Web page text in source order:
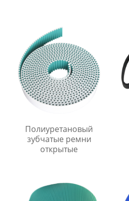
Полиуретановый
зубчатые ремни
открытые